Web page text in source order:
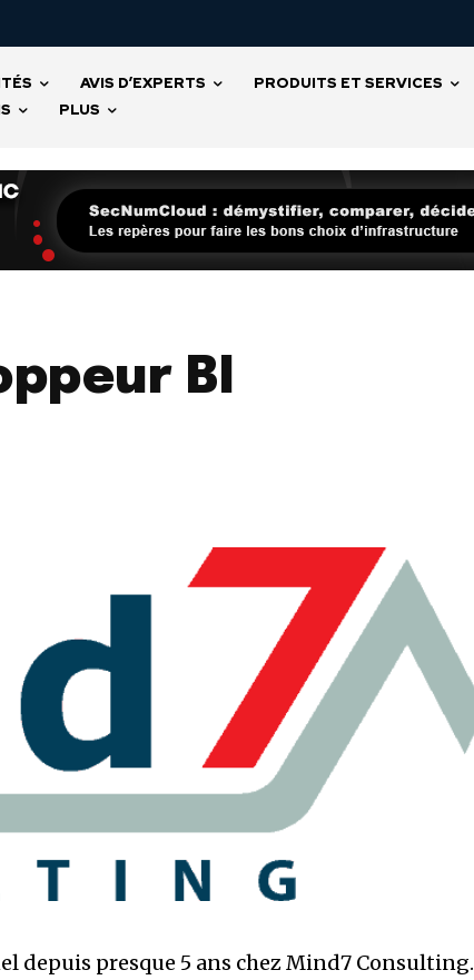
AVIS D’EXPERTS PRODUITS ET SERVICES
PLUS
BI
presque 5 ans chez Mind7 Consulting.